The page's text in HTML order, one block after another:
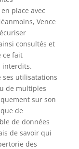
place avec
Vence
consultés et
ce fait
interdits.
ses utilisatations
de multiples
sur son
de
de données
de savoir qui
des